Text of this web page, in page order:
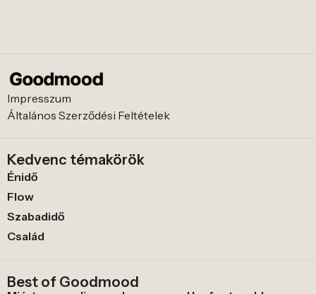
Impresszum
Általános Szerződési Feltételek
Kedvenc témakörök
Énidő
Flow
Szabadidő
Család
Best of Goodmood